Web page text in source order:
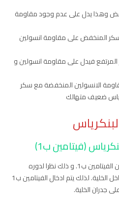
وهذا يدل على عدم وجود مقاومة
المنخفض على مقاومة انسولين
المرتفع فيدل على مقاومة انسولين و
الانسولين المنخفضة مع سكر
ضعيف متهالك
(فيتامين ب1)
يحتوي البنكرياس على تركيز عالي من الفيتامين ب1. و ذلك نظرا لدوره
الاساسي في عملية توليد الطاقة داخل الخلية. لذلك يتم ادخال الفيتامين ب1
جدران الخلية.